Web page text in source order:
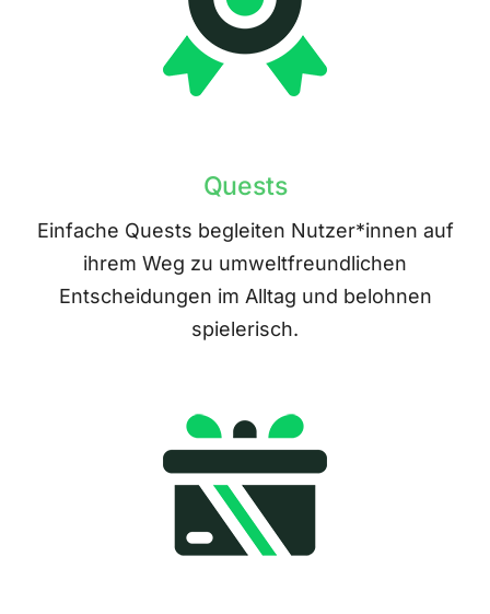
Quests
Einfache Quests begleiten Nutzer*innen auf
ihrem Weg zu umweltfreundlichen
Entscheidungen im Alltag und belohnen
spielerisch.